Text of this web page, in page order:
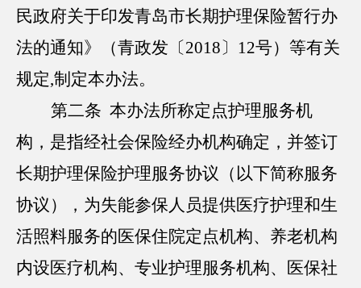
民政府关于印发青岛市长期护理保险暂行办
法的通知》（青政发〔2018〕12号）等有关
规定,制定本办法。
第二条 本办法所称定点护理服务机
构，是指经社会保险经办机构确定，并签订
长期护理保险护理服务协议（以下简称服务
协议），为失能参保人员提供医疗护理和生
活照料服务的医保住院定点机构、养老机构
内设医疗机构、专业护理服务机构、医保社